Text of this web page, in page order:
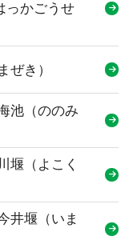
っかごうせ
ぜき）
池（ののみ
堰（よこく
井堰（いま